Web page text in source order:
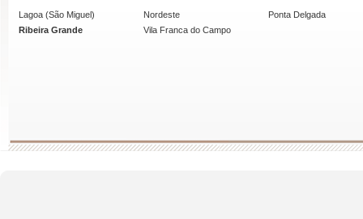
Lagoa (São Miguel) Nordeste
Ponta Delgada
Ribeira Grande
Vila Franca do Campo